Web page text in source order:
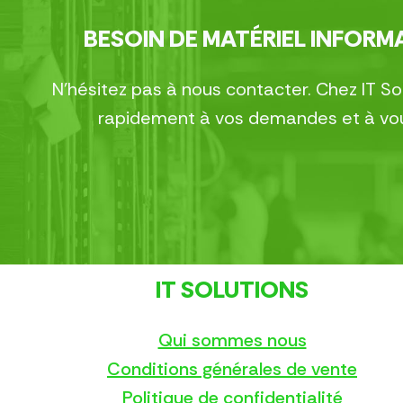
BESOIN DE MATÉRIEL
N’hésitez pas à nous contacter. Chez IT
rapidement à vos demandes et à
IT SOLUTIONS
Qui sommes nous
Conditions générales de vente
Politique de confidentialité